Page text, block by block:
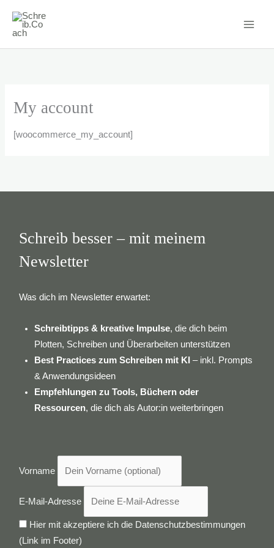
Inhalt
springen
My account
[woocommerce_my_account]
Schreib besser – mit meinem
Newsletter
Was dich im Newsletter erwartet:
Schreibtipps & kreative Impulse, die dich beim
Plotten, Schreiben und Überarbeiten unterstützen
Best Practices zum Schreiben mit KI – inkl. Prompts
& Anwendungsideen
Empfehlungen zu Tools, Büchern oder
Ressourcen, die dich als Autor:in weiterbringen
Vorname
E-Mail-Adresse
Hier mit akzeptiere ich die Datenschutzbestimmungen
(Link im Footer)